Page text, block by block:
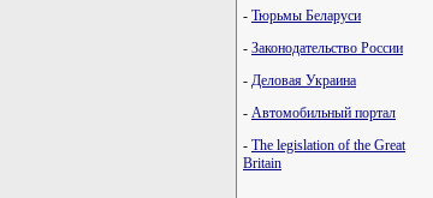
- Тюрьмы Беларуси
- Законодательство России
- Деловая Украина
- Автомобильный портал
- The legislation of the Great
Britain